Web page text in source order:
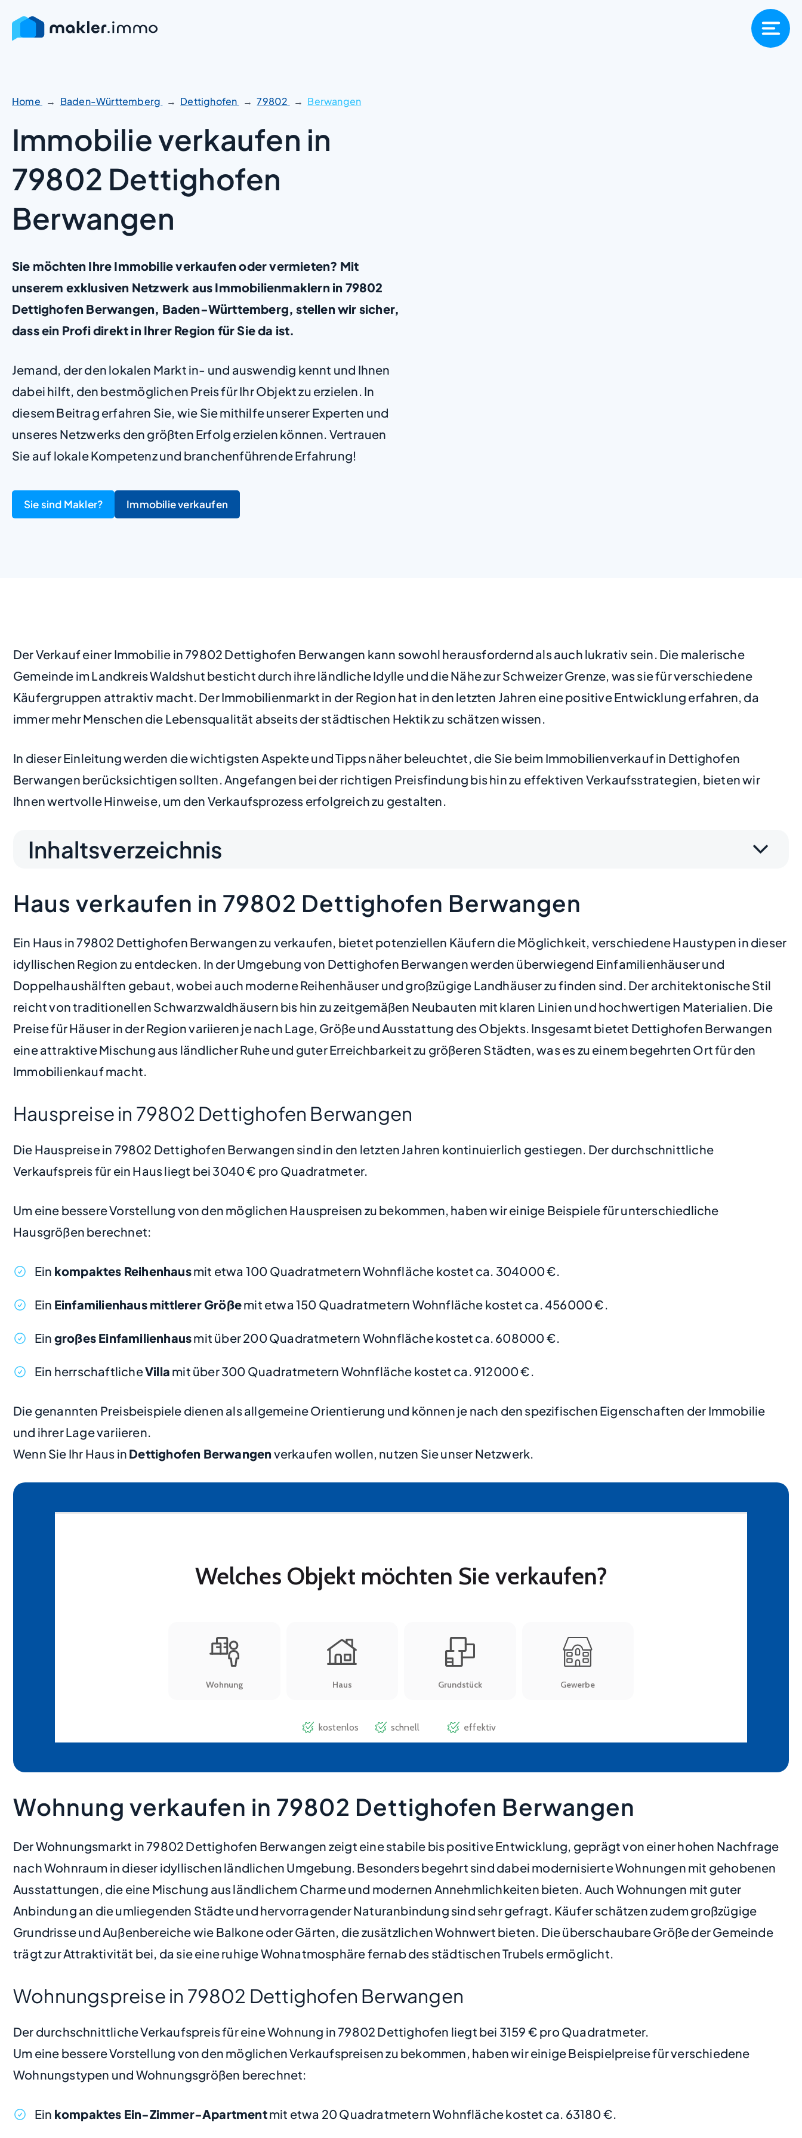
Home Baden-Württemberg Dettighofen 79802 Berwangen
Immobilie verkaufen in
79802 Dettighofen
Berwangen
Sie möchten Ihre Immobilie verkaufen oder vermieten? Mit
unserem exklusiven Netzwerk aus Immobilienmaklern in 79802
Dettighofen Berwangen, Baden-Württemberg, stellen wir sicher,
dass ein Profi direkt in Ihrer Region für Sie da ist.
Jemand, der den lokalen Markt in- und auswendig kennt und Ihnen
dabei hilft, den bestmöglichen Preis für Ihr Objekt zu erzielen. In
diesem Beitrag erfahren Sie, wie Sie mithilfe unserer Experten und
unseres Netzwerks den größten Erfolg erzielen können. Vertrauen
Sie auf lokale Kompetenz und branchenführende Erfahrung!
Sie sind Makler? Immobilie verkaufen
Der Verkauf einer Immobilie in 79802 Dettighofen Berwangen kann sowohl herausfordernd als auch lukrativ sein. Die malerische
Gemeinde im Landkreis Waldshut besticht durch ihre ländliche Idylle und die Nähe zur Schweizer Grenze, was sie für verschiedene
Käufergruppen attraktiv macht. Der Immobilienmarkt in der Region hat in den letzten Jahren eine positive Entwicklung erfahren, da
immer mehr Menschen die Lebensqualität abseits der städtischen Hektik zu schätzen wissen.
In dieser Einleitung werden die wichtigsten Aspekte und Tipps näher beleuchtet, die Sie beim Immobilienverkauf in Dettighofen
Berwangen berücksichtigen sollten. Angefangen bei der richtigen Preisfindung bis hin zu effektiven Verkaufsstrategien, bieten wir
Ihnen wertvolle Hinweise, um den Verkaufsprozess erfolgreich zu gestalten.
Inhaltsverzeichnis
Haus verkaufen in 79802 Dettighofen Berwangen
Ein Haus in 79802 Dettighofen Berwangen zu verkaufen, bietet potenziellen Käufern die Möglichkeit, verschiedene Haustypen in dieser
idyllischen Region zu entdecken. In der Umgebung von Dettighofen Berwangen werden überwiegend Einfamilienhäuser und
Doppelhaushälften gebaut, wobei auch moderne Reihenhäuser und großzügige Landhäuser zu finden sind. Der architektonische Stil
reicht von traditionellen Schwarzwaldhäusern bis hin zu zeitgemäßen Neubauten mit klaren Linien und hochwertigen Materialien. Die
Preise für Häuser in der Region variieren je nach Lage, Größe und Ausstattung des Objekts. Insgesamt bietet Dettighofen Berwangen
eine attraktive Mischung aus ländlicher Ruhe und guter Erreichbarkeit zu größeren Städten, was es zu einem begehrten Ort für den
Immobilienkauf macht.
Hauspreise in 79802 Dettighofen Berwangen
Die Hauspreise in 79802 Dettighofen Berwangen sind in den letzten Jahren kontinuierlich gestiegen. Der durchschnittliche
Verkaufspreis für ein Haus liegt bei 3040 € pro Quadratmeter.
Um eine bessere Vorstellung von den möglichen Hauspreisen zu bekommen, haben wir einige Beispiele für unterschiedliche
Hausgrößen berechnet:
Ein kompaktes Reihenhausmit etwa 100 Quadratmetern Wohnfläche kostet ca. 304000 €.
Ein Einfamilienhaus mittlerer Größemit etwa 150 Quadratmetern Wohnfläche kostet ca. 456000 €.
Ein großes Einfamilienhausmit über 200 Quadratmetern Wohnfläche kostet ca. 608000 €.
Ein herrschaftlicheVilla mit über 300 Quadratmetern Wohnfläche kostet ca. 912000 €.
Die genannten Preisbeispiele dienen als allgemeine Orientierung und können je nach den spezifischen Eigenschaften der Immobilie
und ihrer Lage variieren.
Wenn Sie Ihr Haus in Dettighofen Berwangen verkaufen wollen, nutzen Sie unser Netzwerk.
Wohnung verkaufen in 79802 Dettighofen Berwangen
Der Wohnungsmarkt in 79802 Dettighofen Berwangen zeigt eine stabile bis positive Entwicklung, geprägt von einer hohen Nachfrage
nach Wohnraum in dieser idyllischen ländlichen Umgebung. Besonders begehrt sind dabei modernisierte Wohnungen mit gehobenen
Ausstattungen, die eine Mischung aus ländlichem Charme und modernen Annehmlichkeiten bieten. Auch Wohnungen mit guter
Anbindung an die umliegenden Städte und hervorragender Naturanbindung sind sehr gefragt. Käufer schätzen zudem großzügige
Grundrisse und Außenbereiche wie Balkone oder Gärten, die zusätzlichen Wohnwert bieten. Die überschaubare Größe der Gemeinde
trägt zur Attraktivität bei, da sie eine ruhige Wohnatmosphäre fernab des städtischen Trubels ermöglicht.
Wohnungspreise in 79802 Dettighofen Berwangen
Der durchschnittliche Verkaufspreis für eine Wohnung in 79802 Dettighofen liegt bei 3159 € pro Quadratmeter.
Um eine bessere Vorstellung von den möglichen Verkaufspreisen zu bekommen, haben wir einige Beispielpreise für verschiedene
Wohnungstypen und Wohnungsgrößen berechnet:
Ein kompaktes Ein-Zimmer-Apartmentmit etwa 20 Quadratmetern Wohnfläche kostet ca. 63180 €.